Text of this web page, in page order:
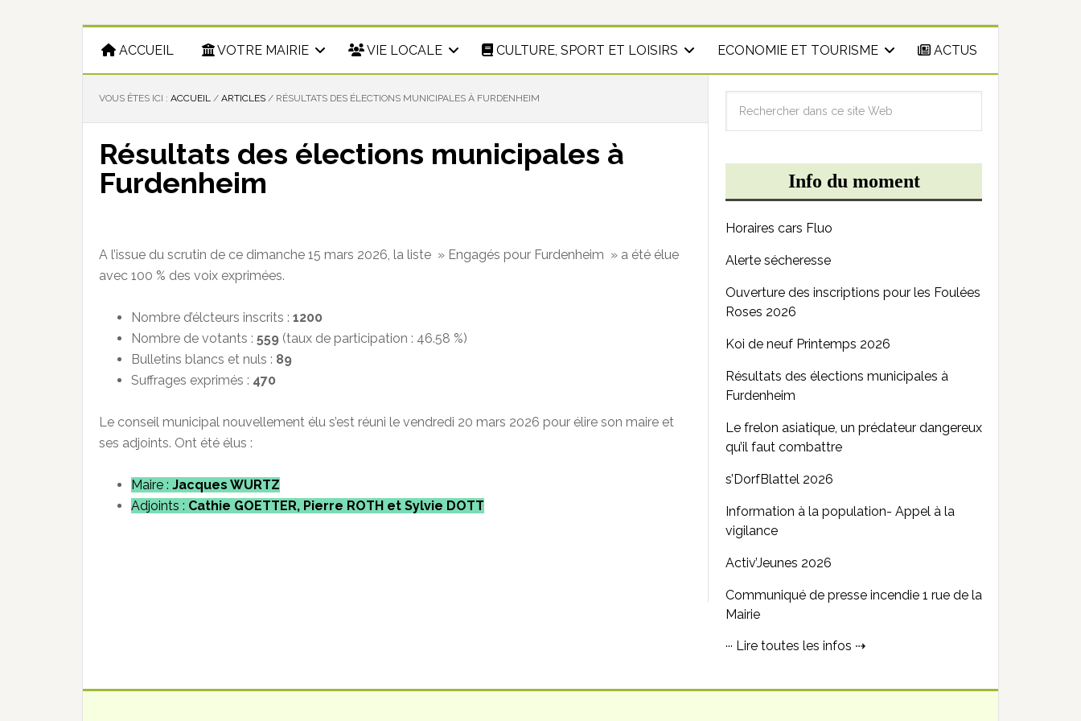
ACCUEIL VOTRE MAIRIE VIE LOCALE CULTURE, SPORT ET LOISIRS ECONOMIE ET TOURISME ACTUS
VOUS ÊTES ICI : ACCUEIL / ARTICLES / RÉSULTATS DES ÉLECTIONS MUNICIPALES À FURDENHEIM
Résultats des élections municipales à
Furdenheim
A l’issue du scrutin de ce dimanche 15 mars 2026, la liste » Engagés pour Furdenheim » a été élue
avec 100 % des voix exprimées.
Nombre d’élcteurs inscrits : 1200
Nombre de votants : 559 (taux de participation : 46.58 %)
Bulletins blancs et nuls : 89
Suffrages exprimés : 470
Le conseil municipal nouvellement élu s’est réuni le vendredi 20 mars 2026 pour élire son maire et
ses adjoints. Ont été élus :
Maire : Jacques WURTZ
Adjoints : Cathie GOETTER, Pierre ROTH et Sylvie DOTT
Info du moment
Horaires cars Fluo
Alerte sécheresse
Ouverture des inscriptions pour les Foulées
Roses 2026
Koi de neuf Printemps 2026
Résultats des élections municipales à
Furdenheim
Le frelon asiatique, un prédateur dangereux
qu’il faut combattre
s’DorfBlattel 2026
Information à la population- Appel à la
vigilance
Activ’Jeunes 2026
Communiqué de presse incendie 1 rue de la
Mairie
··· Lire toutes les infos ⇢